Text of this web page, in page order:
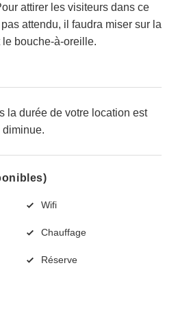
attirer les visiteurs dans ce
pas attendu, il faudra miser sur la
le bouche-à-oreille.
la durée de votre location est
diminue.
Wifi
Chauffage
Réserve